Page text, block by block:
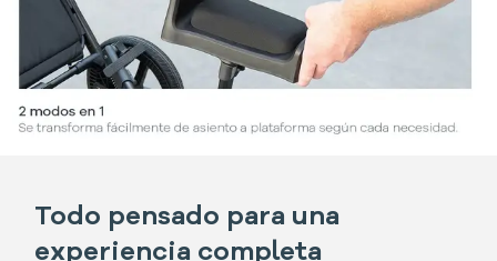
Todo pensado para una
experiencia completa